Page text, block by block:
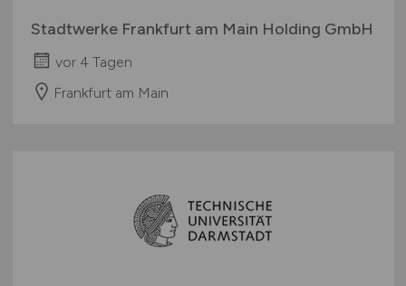
Stadtwerke Frankfurt am Main Holding GmbH
vor 4 Tagen
Frankfurt am Main